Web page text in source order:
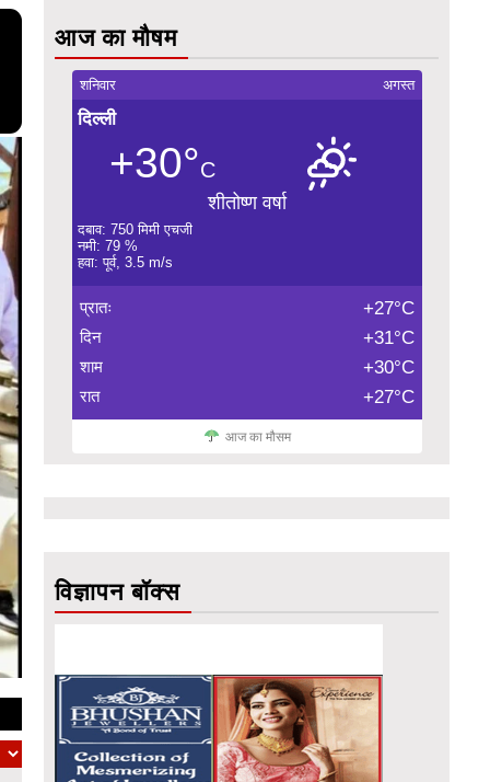
आज का मौषम
शनिवार अगस्त
दिल्ली
+30°C
शीतोष्ण वर्षा
दबाव: 750 मिमी एचजी
नमी: 79 %
हवा: पूर्व, 3.5 m/s
प्रातः +27°C
दिन +31°C
शाम +30°C
रात +27°C
आज का मौसम
विज्ञापन बॉक्स